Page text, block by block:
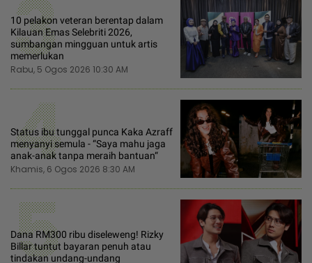
3
10 pelakon veteran berentap dalam
Kilauan Emas Selebriti 2026,
sumbangan mingguan untuk artis
memerlukan
Rabu, 5 Ogos 2026 10:30 AM
4
Status ibu tunggal punca Kaka Azraff
menyanyi semula - “Saya mahu jaga
anak-anak tanpa meraih bantuan“
Khamis, 6 Ogos 2026 8:30 AM
5
Dana RM300 ribu diseleweng! Rizky
Billar tuntut bayaran penuh atau
tindakan undang-undang